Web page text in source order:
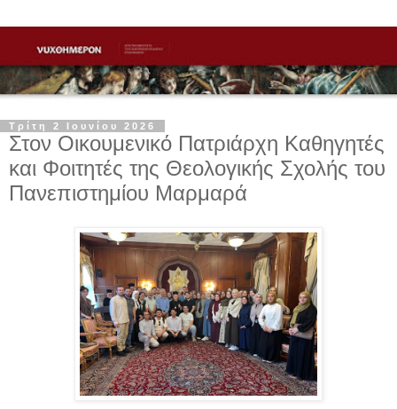
Τρίτη 2 Ιουνίου 2026
Στον Οικουμενικό Πατριάρχη Καθηγητές
και Φοιτητές της Θεολογικής Σχολής του
Πανεπιστημίου Μαρμαρά